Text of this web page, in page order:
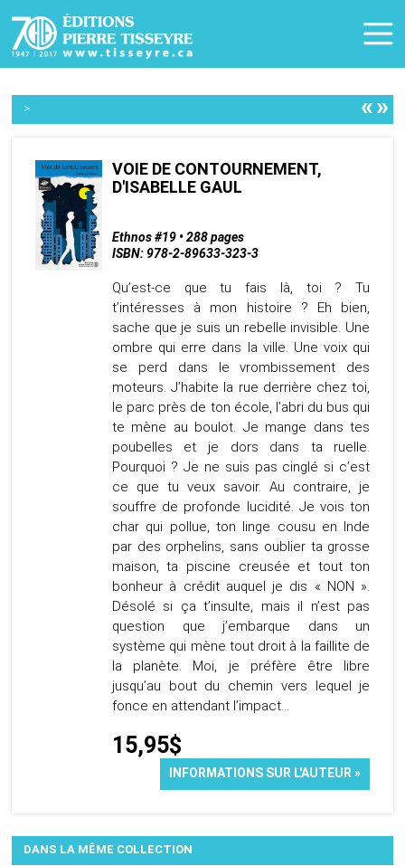
> «»
VOIE DE CONTOURNEMENT,
D'ISABELLE GAUL
Ethnos #19 • 288 pages
ISBN: 978-2-89633-323-3
Qu’est-ce que tu fais là, toi ? Tu
t’intéresses à mon histoire ? Eh bien,
sache que je suis un rebelle invisible. Une
ombre qui erre dans la ville. Une voix qui
se perd dans le vrombissement des
moteurs. J’habite la rue derrière chez toi,
le parc près de ton école, l’abri du bus qui
te mène au boulot. Je mange dans tes
poubelles et je dors dans ta ruelle.
Pourquoi ? Je ne suis pas cinglé si c’est
ce que tu veux savoir. Au contraire, je
souffre de profonde lucidité. Je vois ton
char qui pollue, ton linge cousu en Inde
par des orphelins, sans oublier ta grosse
maison, ta piscine creusée et tout ton
bonheur à crédit auquel je dis « NON ».
Désolé si ça t’insulte, mais il n’est pas
question que j’embarque dans un
système qui mène tout droit à la faillite de
la planète. Moi, je préfère être libre
jusqu’au bout du chemin vers lequel je
fonce en attendant l’impact…
15,95$
INFORMATIONS SUR L'AUTEUR »
DANS LA MÊME COLLECTION